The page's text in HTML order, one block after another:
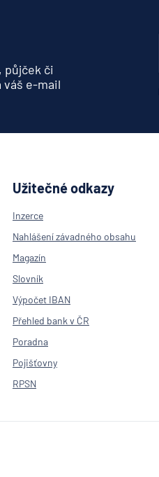
půjček či
váš e-mail
Užitečné odkazy
Inzerce
Nahlášení závadného obsahu
Magazín
Slovník
Výpočet IBAN
Přehled bank v ČR
Poradna
Pojišťovny
RPSN